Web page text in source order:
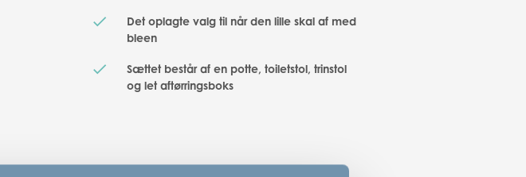
Det oplagte valg til når den lille skal af med
bleen
Sættet består af en potte, toiletstol, trinstol
og let aftørringsboks